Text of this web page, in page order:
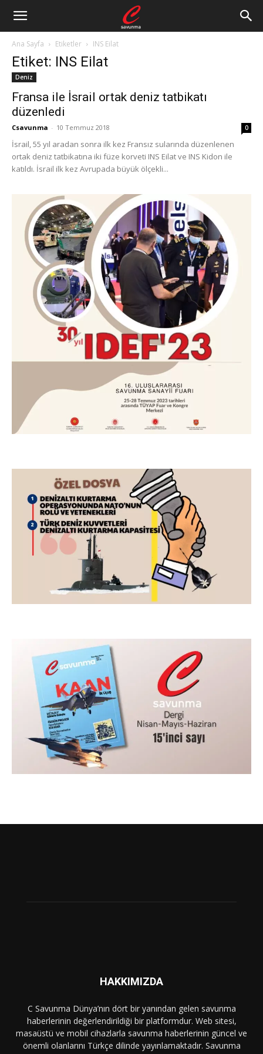
Ana Sayfa Etiketler INS Eilat
Etiket: INS Eilat
Deniz
Fransa ile İsrail ortak deniz tatbikatı
düzenledi
Csavunma - 10 Temmuz 2018 0
İsrail, 55 yıl aradan sonra ilk kez Fransız sularında düzenlenen
ortak deniz tatbikatına iki füze korveti INS Eilat ve INS Kidon ile
katıldı. İsrail ilk kez Avrupada büyük ölçekli...
HAKKIMIZDA
C Savunma Dünya’nın dört bir yanından gelen savunma
haberlerinin değerlendirildiği bir platformdur. Web sitesi,
masaüstü ve mobil cihazlarla savunma haberlerinin güncel ve
önemli olanlarını Türkçe dilinde yayınlamaktadır. Savunma